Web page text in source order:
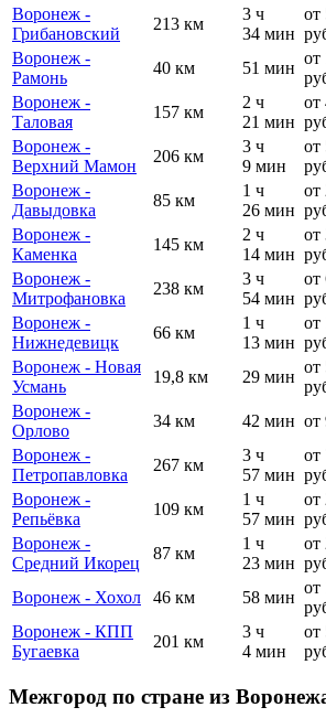
Воронеж -
Грибановский
213 км
3 ч
34 мин
от
Воронеж -
Рамонь
40 км 51 мин
от
Воронеж -
Таловая
157 км
2 ч
21 мин
от
Воронеж -
Верхний Мамон
206 км
3 ч
9 мин
от
Воронеж -
Давыдовка
85 км
1 ч
26 мин
от
Воронеж -
Каменка
145 км
2 ч
14 мин
от
Воронеж -
Митрофановка
238 км
3 ч
54 мин
от
Воронеж -
Нижнедевицк
66 км
1 ч
13 мин
от
Воронеж - Новая
Усмань
19,8 км 29 мин
от
Воронеж -
Орлово
34 км 42 мин от
Воронеж -
Петропавловка
267 км
3 ч
57 мин
от
Воронеж -
Репьёвка
109 км
1 ч
57 мин
от
Воронеж -
Средний Икорец
87 км
1 ч
23 мин
от
Воронеж - Хохол
46 км 58 мин
от
Воронеж - КПП
Бугаевка
201 км
3 ч
4 мин
от
Межгород по стране из